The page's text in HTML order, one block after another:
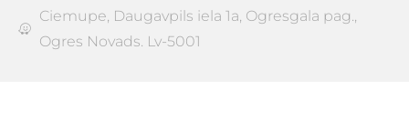
Ciemupe, Daugavpils iela 1a, Ogresgala pag.,
Ogres Novads. Lv-5001